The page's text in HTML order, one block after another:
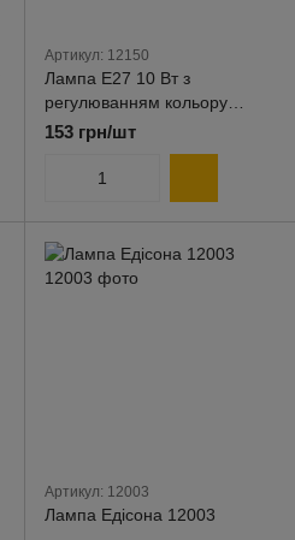
Артикул: 12150
Лампа E27 10 Вт з
регулюванням кольору
світіння 12150
153 грн/шт
Артикул: 12003
Лампа Едісона 12003